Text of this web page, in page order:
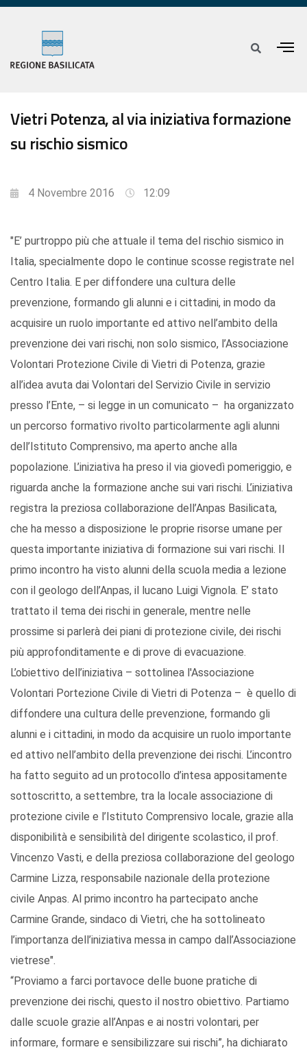
Vietri Potenza, al via iniziativa formazione
su rischio sismico
4 Novembre 2016 12:09
"E’ purtroppo più che attuale il tema del rischio sismico in
Italia, specialmente dopo le continue scosse registrate nel
Centro Italia. E per diffondere una cultura delle
prevenzione, formando gli alunni e i cittadini, in modo da
acquisire un ruolo importante ed attivo nell’ambito della
prevenzione dei vari rischi, non solo sismico, l’Associazione
Volontari Protezione Civile di Vietri di Potenza, grazie
all’idea avuta dai Volontari del Servizio Civile in servizio
presso l’Ente, – si legge in un comunicato – ha organizzato
un percorso formativo rivolto particolarmente agli alunni
dell’Istituto Comprensivo, ma aperto anche alla
popolazione. L’iniziativa ha preso il via giovedì pomeriggio, e
riguarda anche la formazione anche sui vari rischi. L’iniziativa
registra la preziosa collaborazione dell’Anpas Basilicata,
che ha messo a disposizione le proprie risorse umane per
questa importante iniziativa di formazione sui vari rischi. Il
primo incontro ha visto alunni della scuola media a lezione
con il geologo dell’Anpas, il lucano Luigi Vignola. E’ stato
trattato il tema dei rischi in generale, mentre nelle
prossime si parlerà dei piani di protezione civile, dei rischi
più approfonditamente e di prove di evacuazione.
L’obiettivo dell’iniziativa – sottolinea l'Associazione
Volontari Portezione Civile di Vietri di Potenza – è quello di
diffondere una cultura delle prevenzione, formando gli
alunni e i cittadini, in modo da acquisire un ruolo importante
ed attivo nell’ambito della prevenzione dei rischi. L’incontro
ha fatto seguito ad un protocollo d’intesa appositamente
sottoscritto, a settembre, tra la locale associazione di
protezione civile e l’Istituto Comprensivo locale, grazie alla
disponibilità e sensibilità del dirigente scolastico, il prof.
Vincenzo Vasti, e della preziosa collaborazione del geologo
Carmine Lizza, responsabile nazionale della protezione
civile Anpas. Al primo incontro ha partecipato anche
Carmine Grande, sindaco di Vietri, che ha sottolineato
l’importanza dell’iniziativa messa in campo dall’Associazione
vietrese".
“Proviamo a farci portavoce delle buone pratiche di
prevenzione dei rischi, questo il nostro obiettivo. Partiamo
dalle scuole grazie all’Anpas e ai nostri volontari, per
informare, formare e sensibilizzare sui rischi”, ha dichiarato